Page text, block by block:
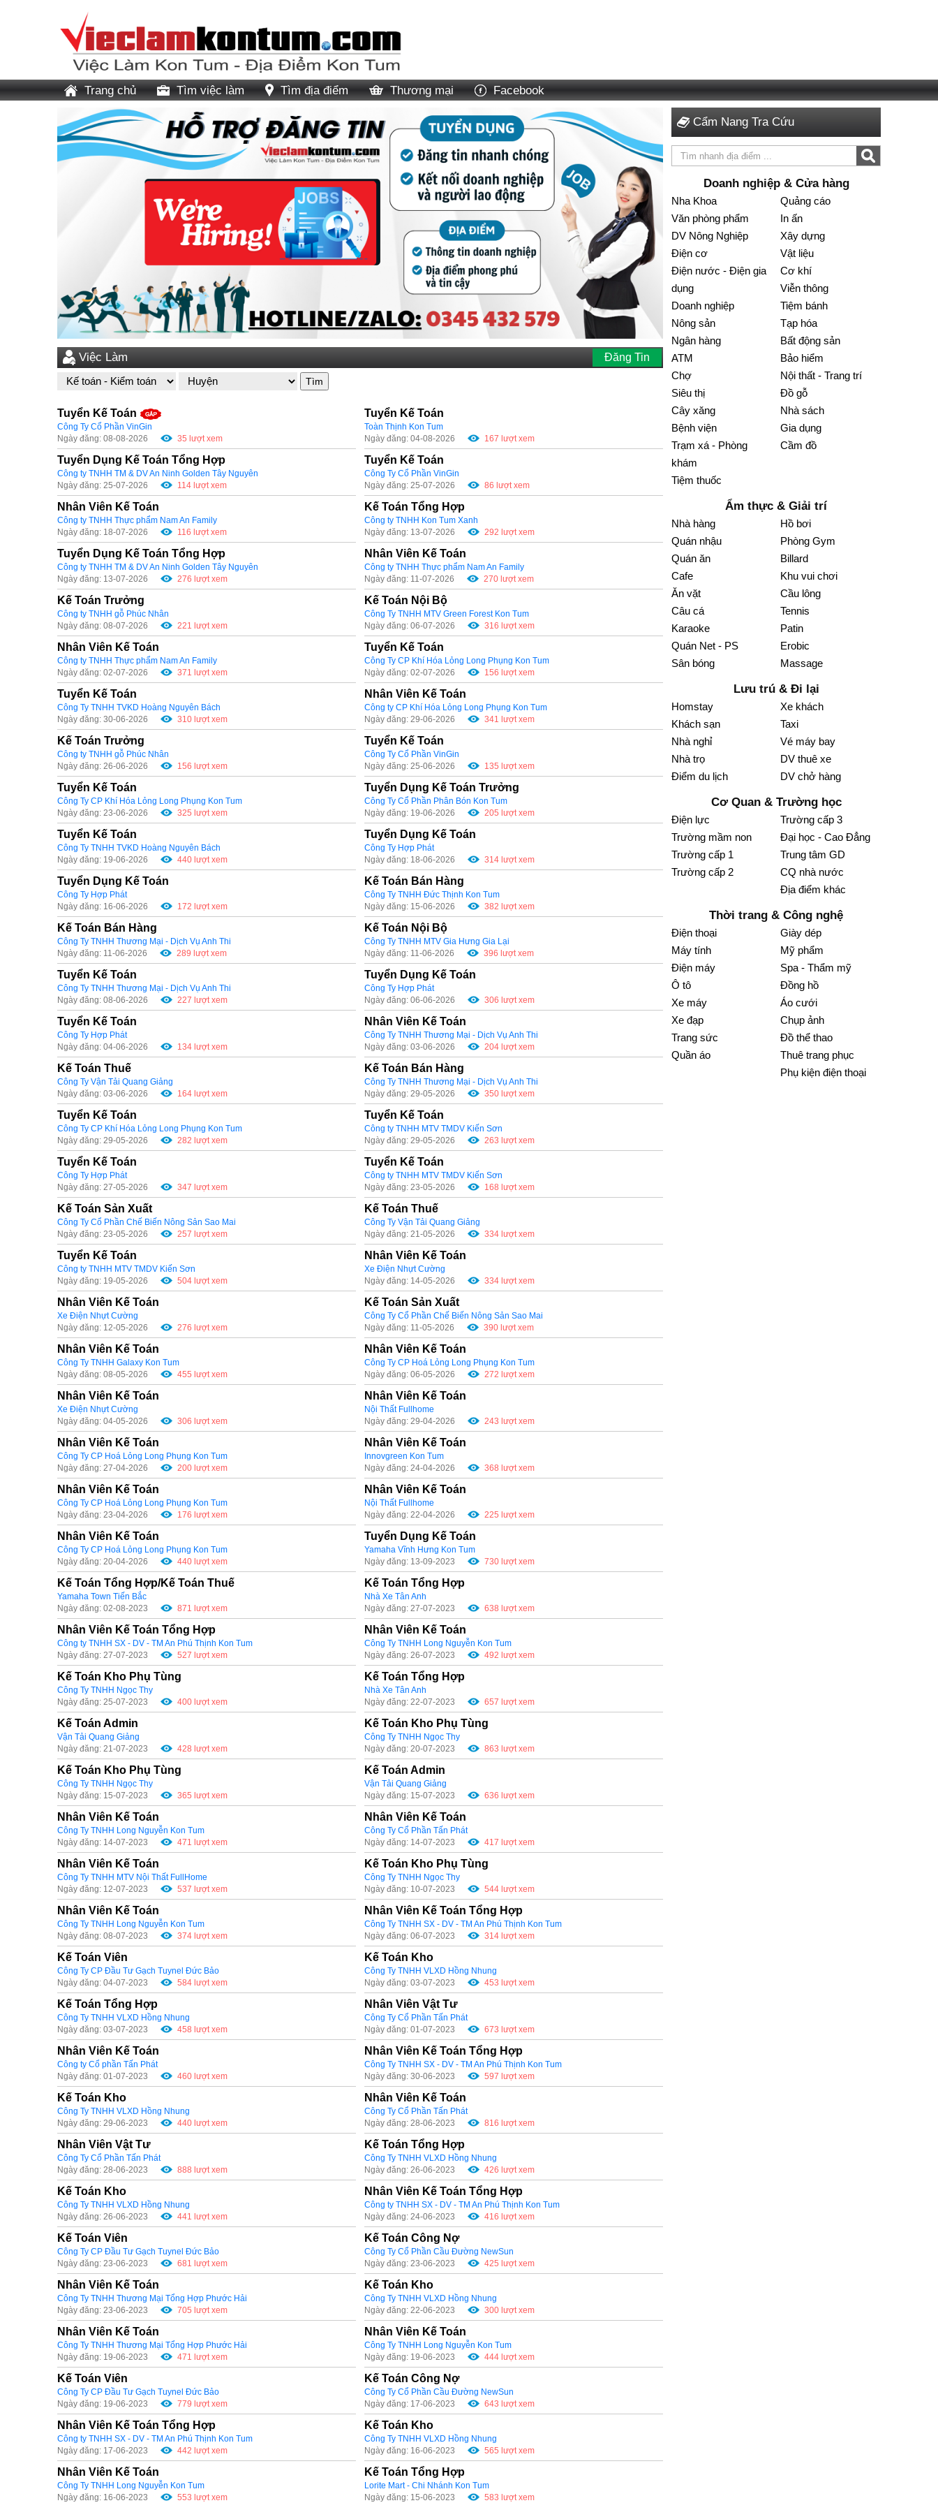
Trang chủ Tìm việc làm Tìm địa điểm Thương mại Facebook
Việc Làm Đăng Tin
Tìm
Tuyển Kế Toán
Công Ty Cổ Phần VinGin
Ngày đăng: 08-08-2026
35 lượt xem
Tuyển Kế Toán
Toàn Thịnh Kon Tum
Ngày đăng: 04-08-2026
167 lượt xem
Tuyển Dụng Kế Toán Tổng Hợp
Công ty TNHH TM & DV An Ninh Golden Tây Nguyên
Ngày đăng: 25-07-2026
114 lượt xem
Tuyển Kế Toán
Công Ty Cổ Phần VinGin
Ngày đăng: 25-07-2026
86 lượt xem
Nhân Viên Kế Toán
Công ty TNHH Thực phẩm Nam An Family
Ngày đăng: 18-07-2026
116 lượt xem
Kế Toán Tổng Hợp
Công ty TNHH Kon Tum Xanh
Ngày đăng: 13-07-2026
292 lượt xem
Tuyển Dụng Kế Toán Tổng Hợp
Công ty TNHH TM & DV An Ninh Golden Tây Nguyên
Ngày đăng: 13-07-2026
276 lượt xem
Nhân Viên Kế Toán
Công ty TNHH Thực phẩm Nam An Family
Ngày đăng: 11-07-2026
270 lượt xem
Kế Toán Trưởng
Công ty TNHH gỗ Phúc Nhân
Ngày đăng: 08-07-2026
221 lượt xem
Kế Toán Nội Bộ
Công Ty TNHH MTV Green Forest Kon Tum
Ngày đăng: 06-07-2026
316 lượt xem
Nhân Viên Kế Toán
Công ty TNHH Thực phẩm Nam An Family
Ngày đăng: 02-07-2026
371 lượt xem
Tuyển Kế Toán
Công Ty CP Khí Hóa Lỏng Long Phụng Kon Tum
Ngày đăng: 02-07-2026
156 lượt xem
Tuyển Kế Toán
Công Ty TNHH TVKD Hoàng Nguyên Bách
Ngày đăng: 30-06-2026
310 lượt xem
Nhân Viên Kế Toán
Công ty CP Khí Hóa Lỏng Long Phụng Kon Tum
Ngày đăng: 29-06-2026
341 lượt xem
Kế Toán Trưởng
Công ty TNHH gỗ Phúc Nhân
Ngày đăng: 26-06-2026
156 lượt xem
Tuyển Kế Toán
Công Ty Cổ Phần VinGin
Ngày đăng: 25-06-2026
135 lượt xem
Tuyển Kế Toán
Công Ty CP Khí Hóa Lỏng Long Phụng Kon Tum
Ngày đăng: 23-06-2026
325 lượt xem
Tuyển Dụng Kế Toán Trưởng
Công Ty Cổ Phần Phân Bón Kon Tum
Ngày đăng: 19-06-2026
205 lượt xem
Tuyển Kế Toán
Công Ty TNHH TVKD Hoàng Nguyên Bách
Ngày đăng: 19-06-2026
440 lượt xem
Tuyển Dụng Kế Toán
Công Ty Hợp Phát
Ngày đăng: 18-06-2026
314 lượt xem
Tuyển Dụng Kế Toán
Công Ty Hợp Phát
Ngày đăng: 16-06-2026
172 lượt xem
Kế Toán Bán Hàng
Công Ty TNHH Đức Thịnh Kon Tum
Ngày đăng: 15-06-2026
382 lượt xem
Kế Toán Bán Hàng
Công Ty TNHH Thương Mại - Dịch Vụ Anh Thi
Ngày đăng: 11-06-2026
289 lượt xem
Kế Toán Nội Bộ
Công Ty TNHH MTV Gia Hưng Gia Lại
Ngày đăng: 11-06-2026
396 lượt xem
Tuyển Kế Toán
Công Ty TNHH Thương Mại - Dịch Vụ Anh Thi
Ngày đăng: 08-06-2026
227 lượt xem
Tuyển Dụng Kế Toán
Công Ty Hợp Phát
Ngày đăng: 06-06-2026
306 lượt xem
Tuyển Kế Toán
Công Ty Hợp Phát
Ngày đăng: 04-06-2026
134 lượt xem
Nhân Viên Kế Toán
Công Ty TNHH Thương Mại - Dịch Vụ Anh Thi
Ngày đăng: 03-06-2026
204 lượt xem
Kế Toán Thuế
Công Ty Vận Tải Quang Giảng
Ngày đăng: 03-06-2026
164 lượt xem
Kế Toán Bán Hàng
Công Ty TNHH Thương Mại - Dịch Vụ Anh Thi
Ngày đăng: 29-05-2026
350 lượt xem
Tuyển Kế Toán
Công Ty CP Khí Hóa Lỏng Long Phụng Kon Tum
Ngày đăng: 29-05-2026
282 lượt xem
Tuyển Kế Toán
Công ty TNHH MTV TMDV Kiến Sơn
Ngày đăng: 29-05-2026
263 lượt xem
Tuyển Kế Toán
Công Ty Hợp Phát
Ngày đăng: 27-05-2026
347 lượt xem
Tuyển Kế Toán
Công ty TNHH MTV TMDV Kiến Sơn
Ngày đăng: 23-05-2026
168 lượt xem
Kế Toán Sản Xuất
Công Ty Cổ Phần Chế Biến Nông Sản Sao Mai
Ngày đăng: 23-05-2026
257 lượt xem
Kế Toán Thuế
Công Ty Vận Tải Quang Giảng
Ngày đăng: 21-05-2026
334 lượt xem
Tuyển Kế Toán
Công ty TNHH MTV TMDV Kiến Sơn
Ngày đăng: 19-05-2026
504 lượt xem
Nhân Viên Kế Toán
Xe Điện Nhựt Cường
Ngày đăng: 14-05-2026
334 lượt xem
Nhân Viên Kế Toán
Xe Điện Nhựt Cường
Ngày đăng: 12-05-2026
276 lượt xem
Kế Toán Sản Xuất
Công Ty Cổ Phần Chế Biến Nông Sản Sao Mai
Ngày đăng: 11-05-2026
390 lượt xem
Nhân Viên Kế Toán
Công Ty TNHH Galaxy Kon Tum
Ngày đăng: 08-05-2026
455 lượt xem
Nhân Viên Kế Toán
Công Ty CP Hoá Lỏng Long Phụng Kon Tum
Ngày đăng: 06-05-2026
272 lượt xem
Nhân Viên Kế Toán
Xe Điện Nhựt Cường
Ngày đăng: 04-05-2026
306 lượt xem
Nhân Viên Kế Toán
Nội Thất Fullhome
Ngày đăng: 29-04-2026
243 lượt xem
Nhân Viên Kế Toán
Công Ty CP Hoá Lỏng Long Phụng Kon Tum
Ngày đăng: 27-04-2026
200 lượt xem
Nhân Viên Kế Toán
Innovgreen Kon Tum
Ngày đăng: 24-04-2026
368 lượt xem
Nhân Viên Kế Toán
Công Ty CP Hoá Lỏng Long Phụng Kon Tum
Ngày đăng: 23-04-2026
176 lượt xem
Nhân Viên Kế Toán
Nội Thất Fullhome
Ngày đăng: 22-04-2026
225 lượt xem
Nhân Viên Kế Toán
Công Ty CP Hoá Lỏng Long Phụng Kon Tum
Ngày đăng: 20-04-2026
440 lượt xem
Tuyển Dụng Kế Toán
Yamaha Vĩnh Hưng Kon Tum
Ngày đăng: 13-09-2023
730 lượt xem
Kế Toán Tổng Hợp/Kế Toán Thuế
Yamaha Town Tiến Bắc
Ngày đăng: 02-08-2023
871 lượt xem
Kế Toán Tổng Hợp
Nhà Xe Tân Anh
Ngày đăng: 27-07-2023
638 lượt xem
Nhân Viên Kế Toán Tổng Hợp
Công ty TNHH SX - DV - TM An Phú Thịnh Kon Tum
Ngày đăng: 27-07-2023
527 lượt xem
Nhân Viên Kế Toán
Công Ty TNHH Long Nguyễn Kon Tum
Ngày đăng: 26-07-2023
492 lượt xem
Kế Toán Kho Phụ Tùng
Công Ty TNHH Ngọc Thy
Ngày đăng: 25-07-2023
400 lượt xem
Kế Toán Tổng Hợp
Nhà Xe Tân Anh
Ngày đăng: 22-07-2023
657 lượt xem
Kế Toán Admin
Vận Tải Quang Giảng
Ngày đăng: 21-07-2023
428 lượt xem
Kế Toán Kho Phụ Tùng
Công Ty TNHH Ngọc Thy
Ngày đăng: 20-07-2023
863 lượt xem
Kế Toán Kho Phụ Tùng
Công Ty TNHH Ngọc Thy
Ngày đăng: 15-07-2023
365 lượt xem
Kế Toán Admin
Vận Tải Quang Giảng
Ngày đăng: 15-07-2023
636 lượt xem
Nhân Viên Kế Toán
Công Ty TNHH Long Nguyễn Kon Tum
Ngày đăng: 14-07-2023
471 lượt xem
Nhân Viên Kế Toán
Công Ty Cổ Phần Tấn Phát
Ngày đăng: 14-07-2023
417 lượt xem
Nhân Viên Kế Toán
Công Ty TNHH MTV Nội Thất FullHome
Ngày đăng: 12-07-2023
537 lượt xem
Kế Toán Kho Phụ Tùng
Công Ty TNHH Ngọc Thy
Ngày đăng: 10-07-2023
544 lượt xem
Nhân Viên Kế Toán
Công Ty TNHH Long Nguyễn Kon Tum
Ngày đăng: 08-07-2023
374 lượt xem
Nhân Viên Kế Toán Tổng Hợp
Công Ty TNHH SX - DV - TM An Phú Thịnh Kon Tum
Ngày đăng: 06-07-2023
314 lượt xem
Kế Toán Viên
Công Ty CP Đầu Tư Gạch Tuynel Đức Bảo
Ngày đăng: 04-07-2023
584 lượt xem
Kế Toán Kho
Công Ty TNHH VLXD Hồng Nhung
Ngày đăng: 03-07-2023
453 lượt xem
Kế Toán Tổng Hợp
Công Ty TNHH VLXD Hồng Nhung
Ngày đăng: 03-07-2023
458 lượt xem
Nhân Viên Vật Tư
Công Ty Cổ Phần Tấn Phát
Ngày đăng: 01-07-2023
673 lượt xem
Nhân Viên Kế Toán
Công ty Cổ phần Tấn Phát
Ngày đăng: 01-07-2023
460 lượt xem
Nhân Viên Kế Toán Tổng Hợp
Công Ty TNHH SX - DV - TM An Phú Thịnh Kon Tum
Ngày đăng: 30-06-2023
597 lượt xem
Kế Toán Kho
Công Ty TNHH VLXD Hồng Nhung
Ngày đăng: 29-06-2023
440 lượt xem
Nhân Viên Kế Toán
Công Ty Cổ Phần Tấn Phát
Ngày đăng: 28-06-2023
816 lượt xem
Nhân Viên Vật Tư
Công Ty Cổ Phần Tấn Phát
Ngày đăng: 28-06-2023
888 lượt xem
Kế Toán Tổng Hợp
Công Ty TNHH VLXD Hồng Nhung
Ngày đăng: 26-06-2023
426 lượt xem
Kế Toán Kho
Công Ty TNHH VLXD Hồng Nhung
Ngày đăng: 26-06-2023
441 lượt xem
Nhân Viên Kế Toán Tổng Hợp
Công ty TNHH SX - DV - TM An Phú Thịnh Kon Tum
Ngày đăng: 24-06-2023
416 lượt xem
Kế Toán Viên
Công Ty CP Đầu Tư Gạch Tuynel Đức Bảo
Ngày đăng: 23-06-2023
681 lượt xem
Kế Toán Công Nợ
Công Ty Cổ Phần Cầu Đường NewSun
Ngày đăng: 23-06-2023
425 lượt xem
Nhân Viên Kế Toán
Công Ty TNHH Thương Mại Tổng Hợp Phước Hải
Ngày đăng: 23-06-2023
705 lượt xem
Kế Toán Kho
Công Ty TNHH VLXD Hồng Nhung
Ngày đăng: 22-06-2023
300 lượt xem
Nhân Viên Kế Toán
Công Ty TNHH Thương Mại Tổng Hợp Phước Hải
Ngày đăng: 19-06-2023
471 lượt xem
Nhân Viên Kế Toán
Công Ty TNHH Long Nguyễn Kon Tum
Ngày đăng: 19-06-2023
444 lượt xem
Kế Toán Viên
Công Ty CP Đầu Tư Gạch Tuynel Đức Bảo
Ngày đăng: 19-06-2023
779 lượt xem
Kế Toán Công Nợ
Công Ty Cổ Phần Cầu Đường NewSun
Ngày đăng: 17-06-2023
643 lượt xem
Nhân Viên Kế Toán Tổng Hợp
Công ty TNHH SX - DV - TM An Phú Thịnh Kon Tum
Ngày đăng: 17-06-2023
442 lượt xem
Kế Toán Kho
Công Ty TNHH VLXD Hồng Nhung
Ngày đăng: 16-06-2023
565 lượt xem
Nhân Viên Kế Toán
Công Ty TNHH Long Nguyễn Kon Tum
Ngày đăng: 16-06-2023
553 lượt xem
Kế Toán Tổng Hợp
Lorite Mart - Chi Nhánh Kon Tum
Ngày đăng: 15-06-2023
583 lượt xem
Cẩm Nang Tra Cứu
Doanh nghiệp & Cửa hàng
Nha Khoa
Văn phòng phẩm
DV Nông Nghiệp
Điện cơ
Điện nước - Điện gia
dụng
Doanh nghiệp
Nông sản
Ngân hàng
ATM
Chợ
Siêu thị
Cây xăng
Bệnh viện
Trạm xá - Phòng
khám
Tiệm thuốc
Quảng cáo
In ấn
Xây dựng
Vật liệu
Cơ khí
Viễn thông
Tiệm bánh
Tạp hóa
Bất động sản
Bảo hiểm
Nội thất - Trang trí
Đồ gỗ
Nhà sách
Gia dụng
Cầm đồ
Ẩm thực & Giải trí
Nhà hàng
Quán nhậu
Quán ăn
Cafe
Ăn vặt
Câu cá
Karaoke
Quán Net - PS
Sân bóng
Hồ bơi
Phòng Gym
Billard
Khu vui chơi
Cầu lông
Tennis
Patin
Erobic
Massage
Lưu trú & Đi lại
Homstay
Khách sạn
Nhà nghỉ
Nhà trọ
Điểm du lịch
Xe khách
Taxi
Vé máy bay
DV thuê xe
DV chở hàng
Cơ Quan & Trường học
Điện lực
Trường mầm non
Trường cấp 1
Trường cấp 2
Trường cấp 3
Đại học - Cao Đẳng
Trung tâm GD
CQ nhà nước
Địa điểm khác
Thời trang & Công nghệ
Điện thoại
Máy tính
Điện máy
Ô tô
Xe máy
Xe đạp
Trang sức
Quần áo
Giày dép
Mỹ phẩm
Spa - Thẩm mỹ
Đồng hồ
Áo cưới
Chụp ảnh
Đồ thể thao
Thuê trang phục
Phụ kiện điện thoại